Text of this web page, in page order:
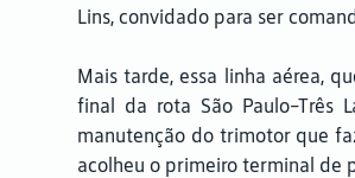
Lins, convidado para ser
Mais tarde, essa linha aérea,
final da rota São Paulo-Três
manutenção do trimotor que
acolheu o primeiro terminal de